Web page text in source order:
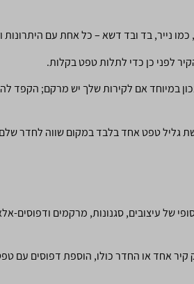
נייר, בד ובד דשא – כל אחת עם היתרונות
לפני כן כדי לתלות טפט בקלות.
במיוחד אם לקירות שלך יש מרקם; הקפד
גליל טפט אחד בלבד במקום שווה לחדר
של עיצובים, סגנונות, מרקמים ודפוסים-
קיר אחד או החדר כולו, הוספת דפוסים עם